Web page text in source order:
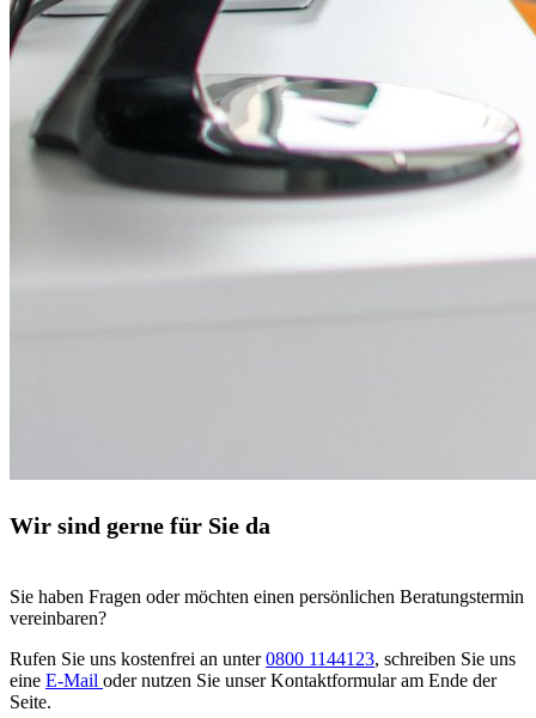
Wir sind gerne für Sie da
Sie haben Fragen oder möchten einen persönlichen Beratungstermin
vereinbaren?
Rufen Sie uns kostenfrei an unter0800 1144123, schreiben Sie uns
eine E-Mail oder nutzen Sie unser Kontaktformular am Ende der
Seite.